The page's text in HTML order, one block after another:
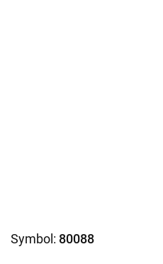
Symbol: 80088